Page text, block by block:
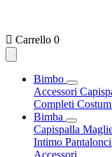
 Carrello 0
Bimbo
Accessori
Completi
Bimba
Capispalla
Intimo
Accessori